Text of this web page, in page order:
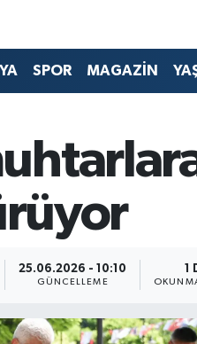
SPOR MAGAZİN
25.06.2026 - 10:10
GÜNCELLEME
1